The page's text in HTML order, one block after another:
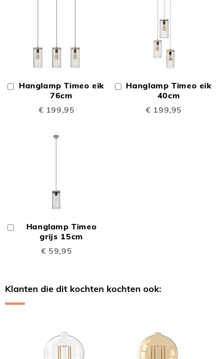
Hanglamp Timeo eik
76cm
€ 199,95
In
Winkelwagen
Hanglamp Timeo eik
40cm
€ 199,95
In
Winkelwagen
Hanglamp Timeo
grijs 15cm
€ 59,95
Winkelwagen
Klanten die dit kochten kochten ook: